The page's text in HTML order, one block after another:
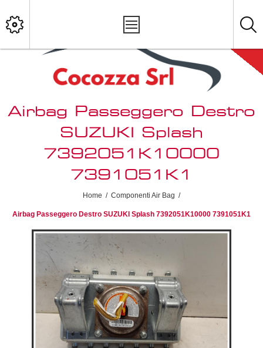
Airbag Passeggero Destro
SUZUKI Splash
7392051K10000
7391051K1
Home / Componenti Air Bag /
Airbag Passeggero Destro SUZUKI Splash 7392051K10000 7391051K1